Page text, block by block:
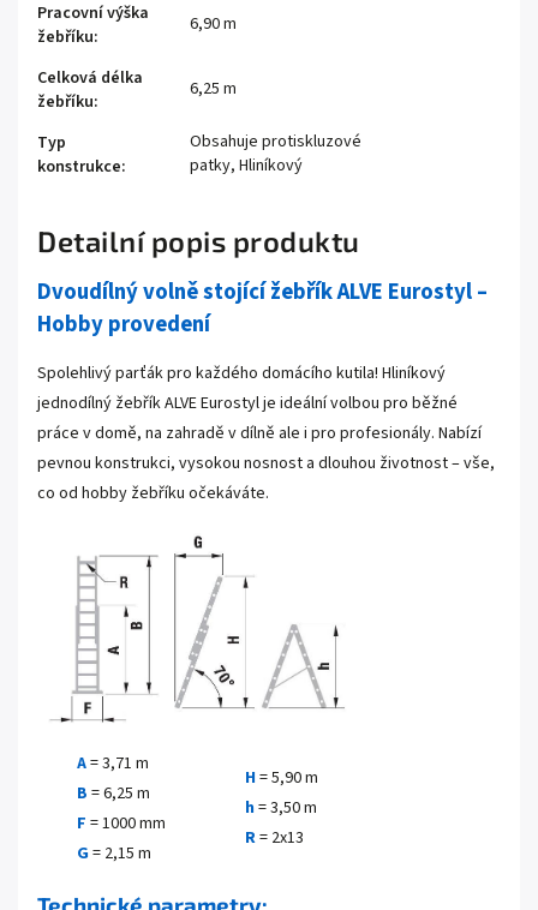
Detailní popis produktu
Dvoudílný volně stojící žebřík ALVE Eurostyl –
Hobby provedení
Spolehlivý parťák pro každého domácího kutila! Hliníkový
jednodílný žebřík ALVE Eurostyl je ideální volbou pro běžné
práce v domě, na zahradě v dílně ale i pro profesionály. Nabízí
pevnou konstrukci, vysokou nosnost a dlouhou životnost – vše,
co od hobby žebříku očekáváte.
A= 3,71 m
B = 6,25 m
F = 1000 mm
G= 2,15 m
H= 5,90 m
h= 3,50 m
R= 2x13
Pracovní výška
žebříku:
6,90 m
Celková délka
žebříku:
6,25 m
Typ
konstrukce:
Obsahuje protiskluzové
patky, Hliníkový